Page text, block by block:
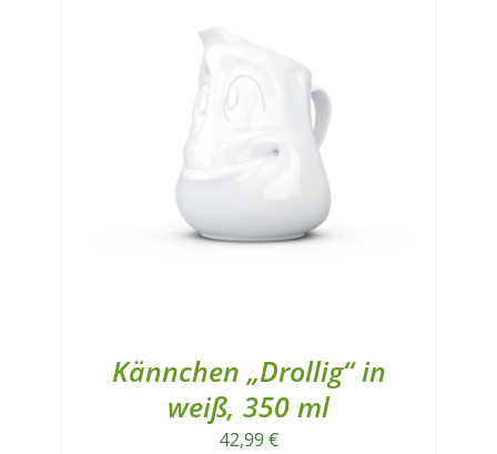
Kännchen „Drollig“ in
weiß, 350 ml
42,99€